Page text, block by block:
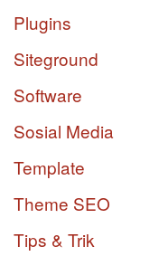
Plugins
Siteground
Software
Sosial Media
Template
Theme SEO
Tips & Trik